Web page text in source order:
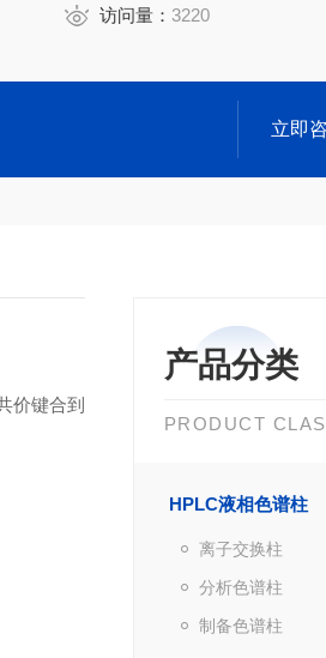
访问量：3220
立即
产品分类
PRODUCT
HPLC液相色谱柱
离子交换柱
分析色谱柱
制备色谱柱
价键合到